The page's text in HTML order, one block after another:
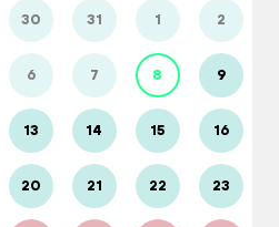
30 31 1 2
6 7 8 9
13 14 15 16
20 21 22 23